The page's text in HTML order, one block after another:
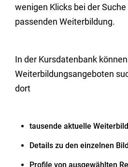
wenigen Klicks bei der
passenden Weiterbildung.
In der Kursdatenbank
Weiterbildungsangeboten
dort
tausende aktuelle
Details zu den einzelnen
Profile von ausgewählten